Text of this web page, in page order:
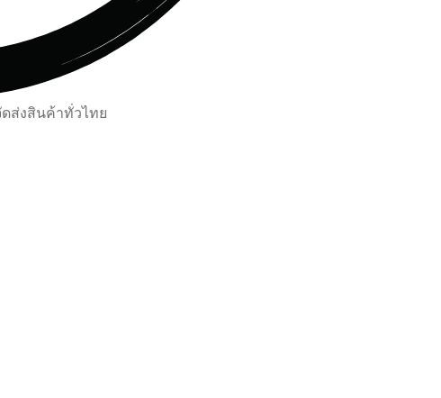
ส่งสินค้าทั่วไทย